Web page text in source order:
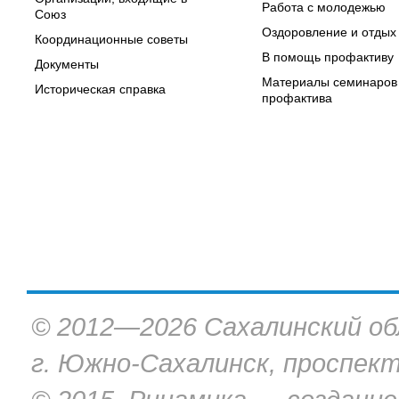
Союз
Координационные советы
Документы
Историческая справка
Работа с молодежью
Оздоровление и отдых
В помощь профактиву
Материалы
профактива
© 2012—2026 Сахалинский
г. Южно-Сахалинск,